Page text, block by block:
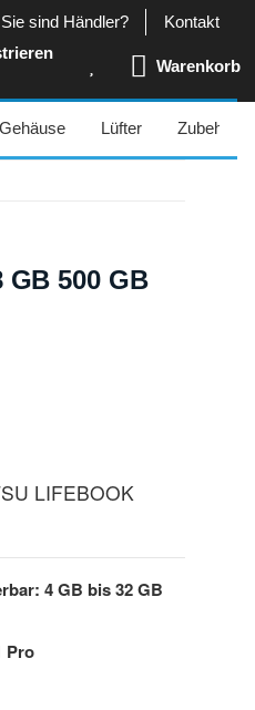
Sie sind Händler? Kontakt
Warenkorb
Gehäuse Lüfter Zubehör
500 GB
LIFEBOOK
4 GB bis 32 GB
Pro